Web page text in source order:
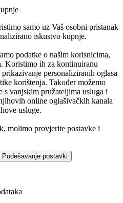
samo uz Vaš osobni pristanak
iskustvo kupnje.
podatke o našim korisnicima,
Koristimo ih za kontinuiranu
personaliziranih oglasa
korištenja. Također možemo
s vanjskim pružateljima usluga i
online oglašivačkih kanala
usluge.
molimo provjerite postavke i
Podešavanje postavki